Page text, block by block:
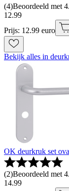
(4)Beoordeeld met
12.99
Prijs: 12.99 euro
Bekijk alles in
OK deurkruk set
(2)Beoordeeld met
14.99